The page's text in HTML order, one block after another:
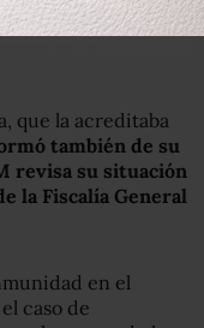
que la acreditaba
también de su
revisa su situación
la Fiscalía General
en el
caso de